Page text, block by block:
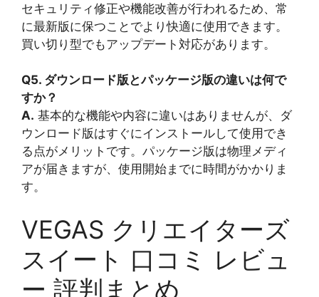
セキュリティ修正や機能改善が行われるため、常
に最新版に保つことでより快適に使用できます。
買い切り型でもアップデート対応があります。
Q5. ダウンロード版とパッケージ版の違いは何で
すか？
A. 基本的な機能や内容に違いはありませんが、ダ
ウンロード版はすぐにインストールして使用でき
る点がメリットです。パッケージ版は物理メディ
アが届きますが、使用開始までに時間がかかりま
す。
VEGAS クリエイターズ
スイート 口コミ レビュ
ー 評判まとめ